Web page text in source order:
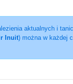
aktualnych i
Inuit) można w każdej